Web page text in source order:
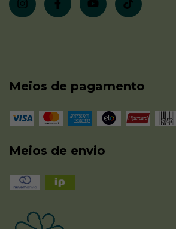
Meios de pagamento
Meios de envio